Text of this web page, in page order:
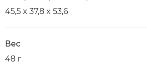
45,5 x 37,8 x 53,6
Вес
48 г